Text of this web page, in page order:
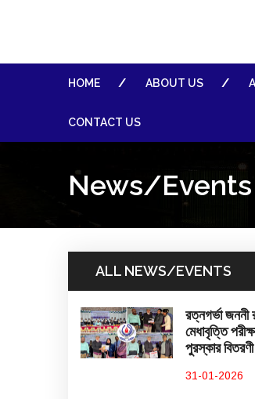
HOME ABOUT US
CONTACT US
News/
ALL NEWS/EVENTS
রত্নগর্ভা জননী
মেধাবৃত্তি
পুরস্কার
31-01-2026